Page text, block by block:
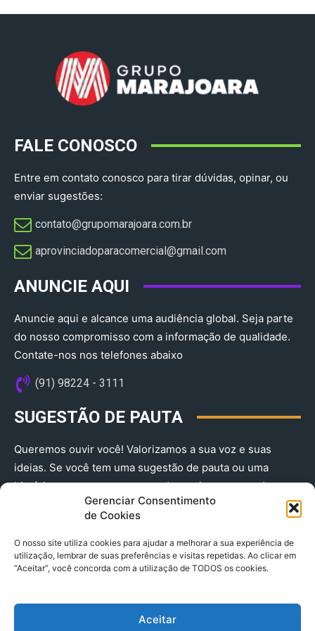
Gerenciar Consentimento
de Cookies
O nosso site utiliza cookies para ajudar a melhorar a sua experiência de
utilização, lembrar de suas preferências e visitas repetidas. Ao clicar em
“Aceitar”, você concorda com a utilização de TODOS os cookies.
Aceitar
FALE CONOSCO
Entre em contato conosco para tirar dúvidas, opinar, ou
enviar sugestões:
contato@grupomarajoara.com.br
aprovinciadoparacomercial@gmail.com​
ANUNCIE AQUI
Anuncie aqui e alcance uma audiência global. Seja parte
do nosso compromisso com a informação de qualidade.
Contate-nos nos telefones abaixo
(91) 98224 - 3111
SUGESTÃO DE PAUTA
Queremos ouvir você! Valorizamos a sua voz e suas
ideias. Se você tem uma sugestão de pauta ou uma
história que merece ser contada, envie-nos agora!
(91) 98224 - 3111